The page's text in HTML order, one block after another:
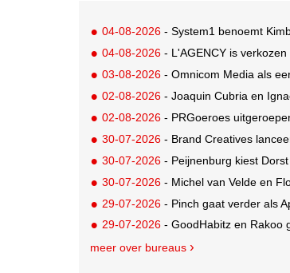
04-08-2026 - System1 benoemt
04-08-2026 - L'AGENCY is
03-08-2026 - Omnicom Media als
02-08-2026 - Joaquin Cubria en
02-08-2026 - PRGoeroes
30-07-2026 - Brand Creatives
30-07-2026 - Peijnenburg kiest
30-07-2026 - Michel van Velde en
29-07-2026 - Pinch gaat verder als
29-07-2026 - GoodHabitz en Rakoo
meer over bureaus